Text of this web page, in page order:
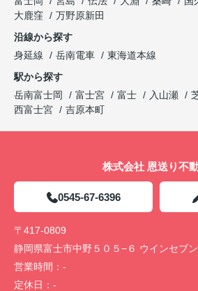
大鹿窪
万野原新田
沿線から探す
身延線
岳南電車
東海道本線
駅から探す
岳南富士岡
富士宮 富士 入山瀬
西富士宮
吉原本町
株式会社 恩送り不
0545-67-6396
〒417-0809
静岡県富士市中野５０５−６ ウインセブ
営業時間： -
定休日： -